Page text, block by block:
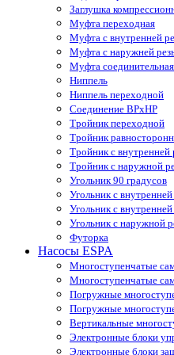
Заглушка
Муфта переходная
Муфта с внутренней
Муфта с наружней
Муфта соединительная
Ниппель
Ниппель переходной
Соединение ВРхНР
Тройник переходной
Тройник
Тройник с внутренней
Тройник с наружной
Угольник 90 градусов
Угольник c
Угольник с
Угольник с наружной
Футорка
Насосы ESPA
Многоступенчатые
Многоступенчатые
Погружные
Погружные
Вертикальные
Электронные блоки
Электронные блоки